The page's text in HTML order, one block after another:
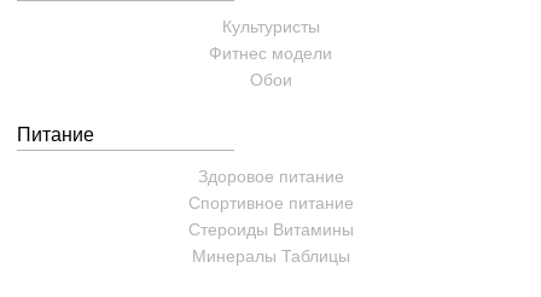
Культуристы
Фитнес модели
Обои
Питание
Здоровое питание
Спортивное питание
Стероиды Витамины
Минералы Таблицы